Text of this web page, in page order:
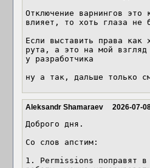
Отключение варнингов
влияет, то хоть глаза не
Если выставить права
рута, а это на мой
у разработчика
ну а так, дальше только
Aleksandr Shamaraev 2026-07-
Доброго дня.
Со слов апстим:
1. Permissions поправят в